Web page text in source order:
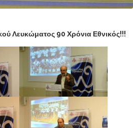
Λευκώματος 90 Χρόνια Εθνικός!!!